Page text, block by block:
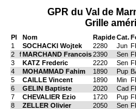
GPR du Val de
Grille
Pl Nom Rapide Cat.
1
SOCHACKI Wojtek 2280 Jun
2
f MARCHAND Francois 2390 Sen
3
KATZ Frederic 2220 Sen
4
MOHAMMAD Fahim 1890 Pup
5
CAILLE Vincent 1890 Min
6
GELIN Baptiste 2020 Cad
7
CHEVALIER Ezio 1720 Pup
8
ZELLER Olivier 2050 Sen